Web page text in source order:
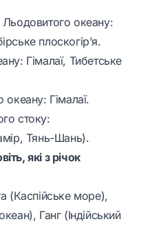
Льодовитого океану:
плоскогір’я.
Гімалаї, Тибетське
океану: Гімалаї.
стоку:
Тянь-Шань).
які з річок
(Каспійське море),
Ганг (Індійський